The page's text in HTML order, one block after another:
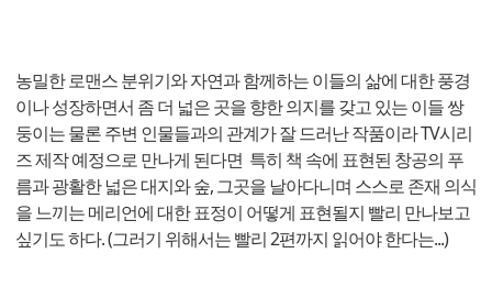
농밀한 로맨스 분위기와 자연과 함께하는 이들의 삶에 대한 풍경
이나 성장하면서 좀 더 넓은 곳을 향한 의지를 갖고 있는 이들 쌍
둥이는 물론 주변 인물들과의 관계가 잘 드러난 작품이라 TV시리
즈 제작 예정으로 만나게 된다면 특히 책 속에 표현된 창공의 푸
름과 광활한 넓은 대지와 숲, 그곳을 날아다니며 스스로 존재 의식
을 느끼는 메리언에 대한 표정이 어떻게 표현될지 빨리 만나보고
싶기도 하다. (그러기 위해서는 빨리 2편까지 읽어야 한다는...)